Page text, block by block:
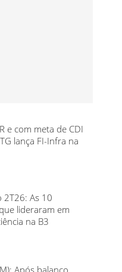
e com meta de CDI
lança FI-Infra na
2T26: As 10
lideraram em
na B3
Após balanço